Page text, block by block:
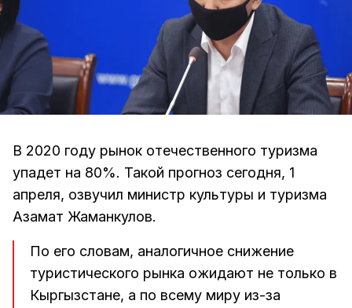
В 2020 году рынок отечественного туризма
упадет на 80%. Такой прогноз сегодня, 1
апреля, озвучил министр культуры и туризма
Азамат Жаманкулов.
По его словам, аналогичное снижение
туристического рынка ожидают не только в
Кыргызстане, а по всему миру из-за